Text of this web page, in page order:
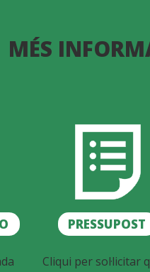
MÉS
PRESSUPOST
Cliqui per sol·licitar